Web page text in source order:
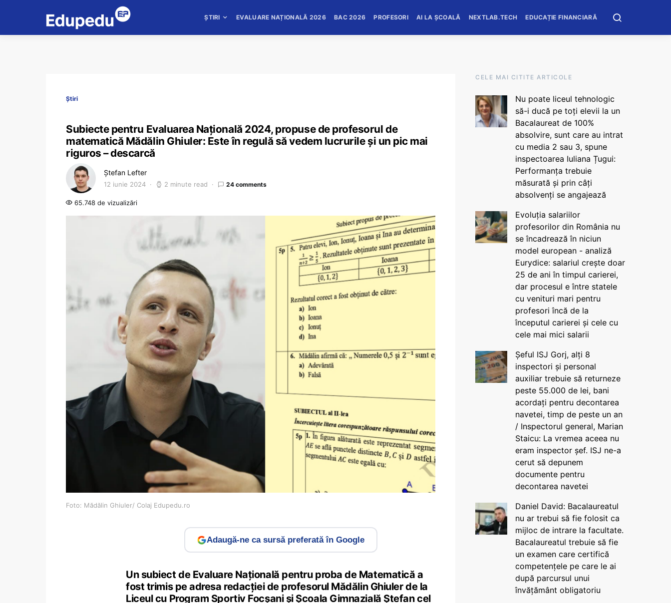
ȘTIRI EVALUARE NAȚIONALĂ 2026 BAC 2026 PROFESORI AI LA ȘCOALĂ NEXTLAB.TECH EDUCAȚIE FINANCIARĂ
Știri
Subiecte pentru Evaluarea Națională 2024, propuse de profesorul de
matematică Mădălin Ghiuler: Este în regulă să vedem lucrurile și un pic mai
riguros – descarcă
Ștefan Lefter
12 iunie 2024 2 minute read 24 comments
65.748 de vizualizări
Foto: Mădălin Ghiuler/ Colaj Edupedu.ro
Adaugă-ne ca sursă preferată în Google
Un subiect de Evaluare Națională pentru proba de Matematică a
fost trimis pe adresa redacției de profesorul Mădălin Ghiuler de la
Liceul cu Program Sportiv Focșani și Școala Gimnazială Ștefan cel
CELE MAI CITITE ARTICOLE
Nu poate liceul tehnologic
să-i ducă pe toți elevii la un
Bacalaureat de 100%
absolvire, sunt care au intrat
cu media 2 sau 3, spune
inspectoarea Iuliana Țugui:
Performanța trebuie
măsurată și prin câți
absolvenți se angajează
Evoluția salariilor
profesorilor din România nu
se încadrează în niciun
model european - analiză
Eurydice: salariul crește doar
25 de ani în timpul carierei,
dar procesul e între statele
cu venituri mari pentru
profesori încă de la
începutul carierei și cele cu
cele mai mici salarii
Șeful ISJ Gorj, alți 8
inspectori și personal
auxiliar trebuie să returneze
peste 55.000 de lei, bani
acordați pentru decontarea
navetei, timp de peste un an
/ Inspectorul general, Marian
Staicu: La vremea aceea nu
eram inspector șef. ISJ ne-a
cerut să depunem
documente pentru
decontarea navetei
Daniel David: Bacalaureatul
nu ar trebui să fie folosit ca
mijloc de intrare la facultate.
Bacalaureatul trebuie să fie
un examen care certifică
competențele pe care le ai
după parcursul unui
învățământ obligatoriu